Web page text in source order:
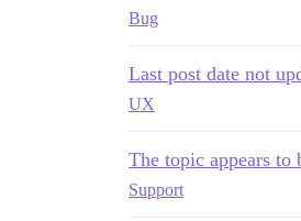
Bug
Last post date not
UX
The topic appears to
Support